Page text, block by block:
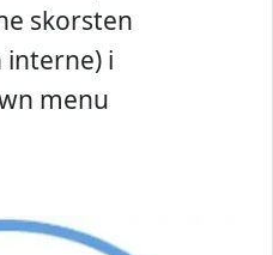
skorsten
interne) i
menu